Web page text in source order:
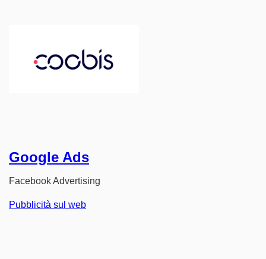
Google Ads
Facebook Advertising
Pubblicità sul web